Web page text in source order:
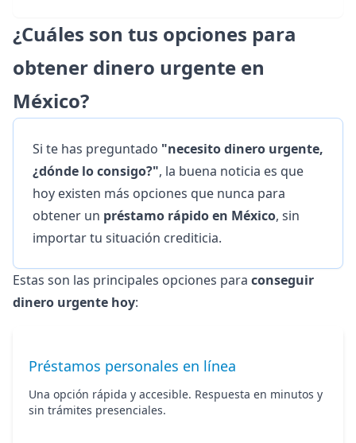
¿Cuáles son tus opciones para
obtener dinero urgente en
México?
Si te has preguntado "necesito dinero urgente,
¿dónde lo consigo?", la buena noticia es que
hoy existen más opciones que nunca para
obtener un préstamo rápido en México, sin
importar tu situación crediticia.
Estas son las principales opciones para conseguir
dinero urgente hoy:
Préstamos personales en línea
Una opción rápida y accesible. Respuesta en minutos y
sin trámites presenciales.